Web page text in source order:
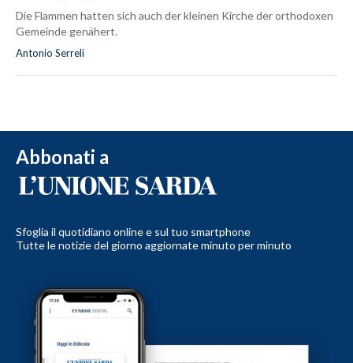
Die Flammen hatten sich auch der kleinen Kirche der orthodoxen
Gemeinde genähert.
Antonio Serreli
Abbonati a
Sfoglia il quotidiano online e sul tuo smartphone
Tutte le notizie del giorno aggiornate minuto per minuto